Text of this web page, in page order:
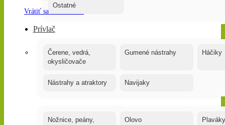
Vrátiť sa do obchodu
Ostatné
Prívlač
Čerene, vedrá,
okysličovače
Gumené nástrahy Háčiky
Nástrahy a atraktory Navijaky
Nožnice, peány,
Olovo Plaváky